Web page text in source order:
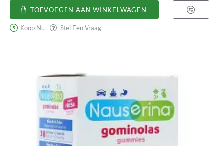
TOEVOEGEN AAN WINKELWAGEN
Koop Nu Stel Een Vraag